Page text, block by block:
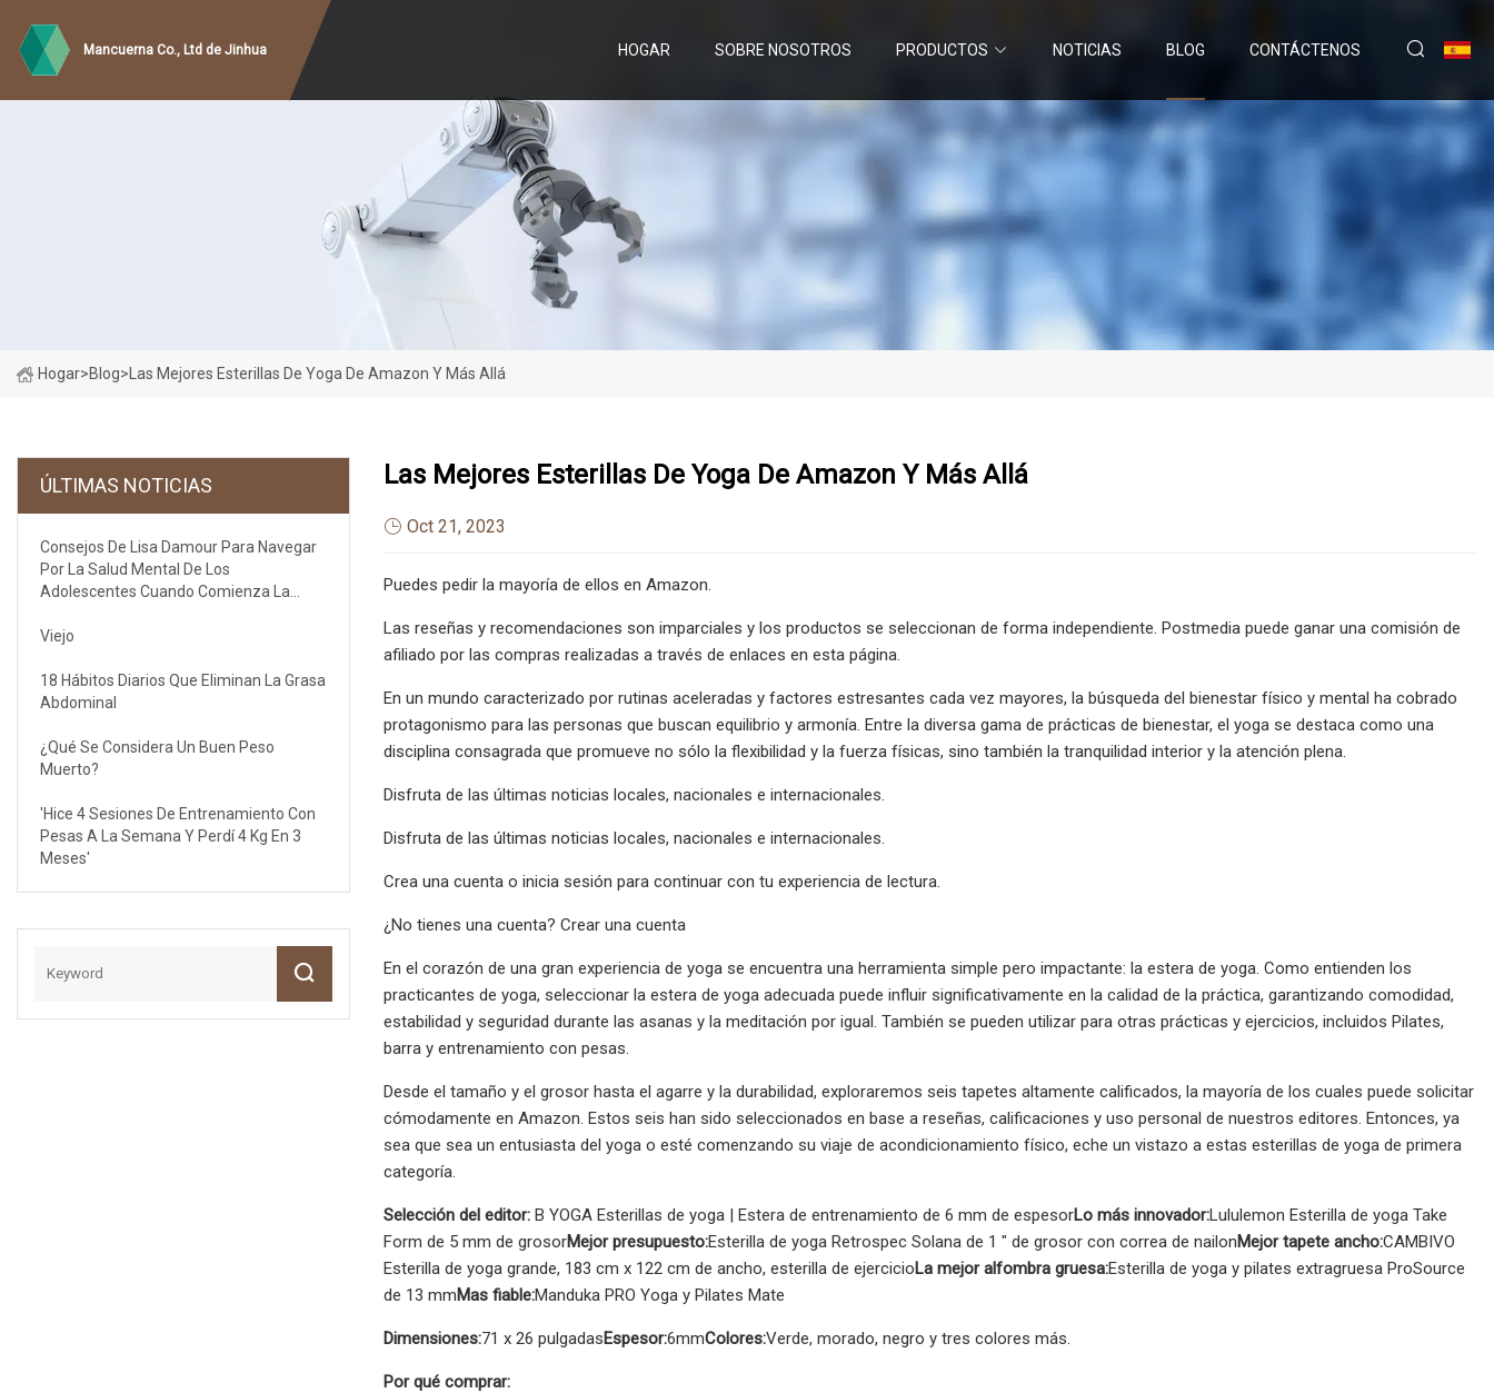
Mancuerna Co., Ltd de Jinhua HOGAR SOBRE NOSOTROS PRODUCTOS NOTICIAS BLOG CONTÁCTENOS
Hogar>Blog> Las Mejores Esterillas De Yoga De Amazon Y Más Allá
ÚLTIMAS NOTICIAS
Consejos De Lisa Damour Para Navegar
Por La Salud Mental De Los
Adolescentes Cuando Comienza La
Viejo
18 Hábitos Diarios Que Eliminan La Grasa
Abdominal
¿Qué Se Considera Un Buen Peso
Muerto?
'Hice 4 Sesiones De Entrenamiento Con
Pesas A La Semana Y Perdí 4 Kg En 3
Meses'
Las Mejores Esterillas De Yoga De Amazon Y Más Allá
Oct 21, 2023
Puedes pedir la mayoría de ellos en Amazon.
Las reseñas y recomendaciones son imparciales y los productos se seleccionan de forma independiente. Postmedia puede ganar una comisión de
afiliado por las compras realizadas a través de enlaces en esta página.
En un mundo caracterizado por rutinas aceleradas y factores estresantes cada vez mayores, la búsqueda del bienestar físico y mental ha cobrado
protagonismo para las personas que buscan equilibrio y armonía. Entre la diversa gama de prácticas de bienestar, el yoga se destaca como una
disciplina consagrada que promueve no sólo la flexibilidad y la fuerza físicas, sino también la tranquilidad interior y la atención plena.
Disfruta de las últimas noticias locales, nacionales e internacionales.
Disfruta de las últimas noticias locales, nacionales e internacionales.
Crea una cuenta o inicia sesión para continuar con tu experiencia de lectura.
¿No tienes una cuenta? Crear una cuenta
En el corazón de una gran experiencia de yoga se encuentra una herramienta simple pero impactante: la estera de yoga. Como entienden los
practicantes de yoga, seleccionar la estera de yoga adecuada puede influir significativamente en la calidad de la práctica, garantizando comodidad,
estabilidad y seguridad durante las asanas y la meditación por igual. También se pueden utilizar para otras prácticas y ejercicios, incluidos Pilates,
barra y entrenamiento con pesas.
Desde el tamaño y el grosor hasta el agarre y la durabilidad, exploraremos seis tapetes altamente calificados, la mayoría de los cuales puede solicitar
cómodamente en Amazon. Estos seis han sido seleccionados en base a reseñas, calificaciones y uso personal de nuestros editores. Entonces, ya
sea que sea un entusiasta del yoga o esté comenzando su viaje de acondicionamiento físico, eche un vistazo a estas esterillas de yoga de primera
categoría.
Selección del editor: B YOGA Esterillas de yoga | Estera de entrenamiento de 6 mm de espesorLo más innovador:Lululemon Esterilla de yoga Take
Form de 5 mm de grosorMejor presupuesto:Esterilla de yoga Retrospec Solana de 1 ″ de grosor con correa de nailonMejor tapete ancho:CAMBIVO
Esterilla de yoga grande, 183 cm x 122 cm de ancho, esterilla de ejercicioLa mejor alfombra gruesa:Esterilla de yoga y pilates extragruesa ProSource
de 13 mmMas fiable:Manduka PRO Yoga y Pilates Mate
Dimensiones:71 x 26 pulgadasEspesor:6mmColores:Verde, morado, negro y tres colores más.
Por qué comprar: